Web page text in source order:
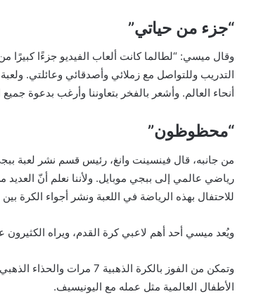
“جزء من حياتي”
وقال ميسي: “لطالما كانت ألعاب الفيديو جزءًا كبيرًا
التدريب وللتواصل مع زملائي وأصدقائي وعائلتي.
أنحاء العالم. وأشعر بالفخر بتعاوننا وأرغب بدعوة
“محظوظون”
من جانبه، قال فينسينت وانغ، رئيس قسم نشر لعبة
رياضي عالمي إلى ببجي موبايل. ولأننا نعلم أنّ
للاحتفال بهذه الرياضة في اللعبة ونشر أجواء الكرة بين
ويُعد ميسي أحد أهم لاعبي كرة القدم، ويراه
وتمكن من الفوز بالكرة
الأطفال العالمية مثل عمله مع اليونيسيف.